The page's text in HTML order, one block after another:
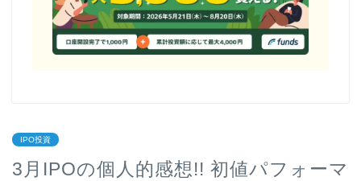
IPO投資
3月IPOの個人的感想!! 初値パフォーマ